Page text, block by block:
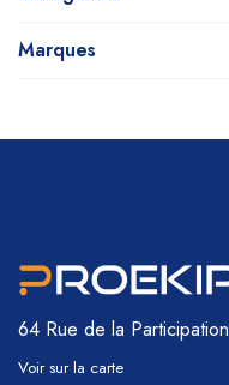
Marques
64 Rue de la Participation
Voir sur la carte